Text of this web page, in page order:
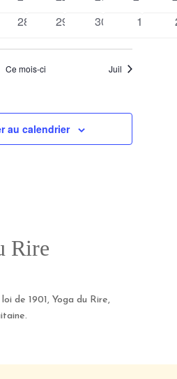
0
28
0
29
0
30
0
1
Ce mois-ci Juil
au calendrier
Rire
de 1901, Yoga du Rire,